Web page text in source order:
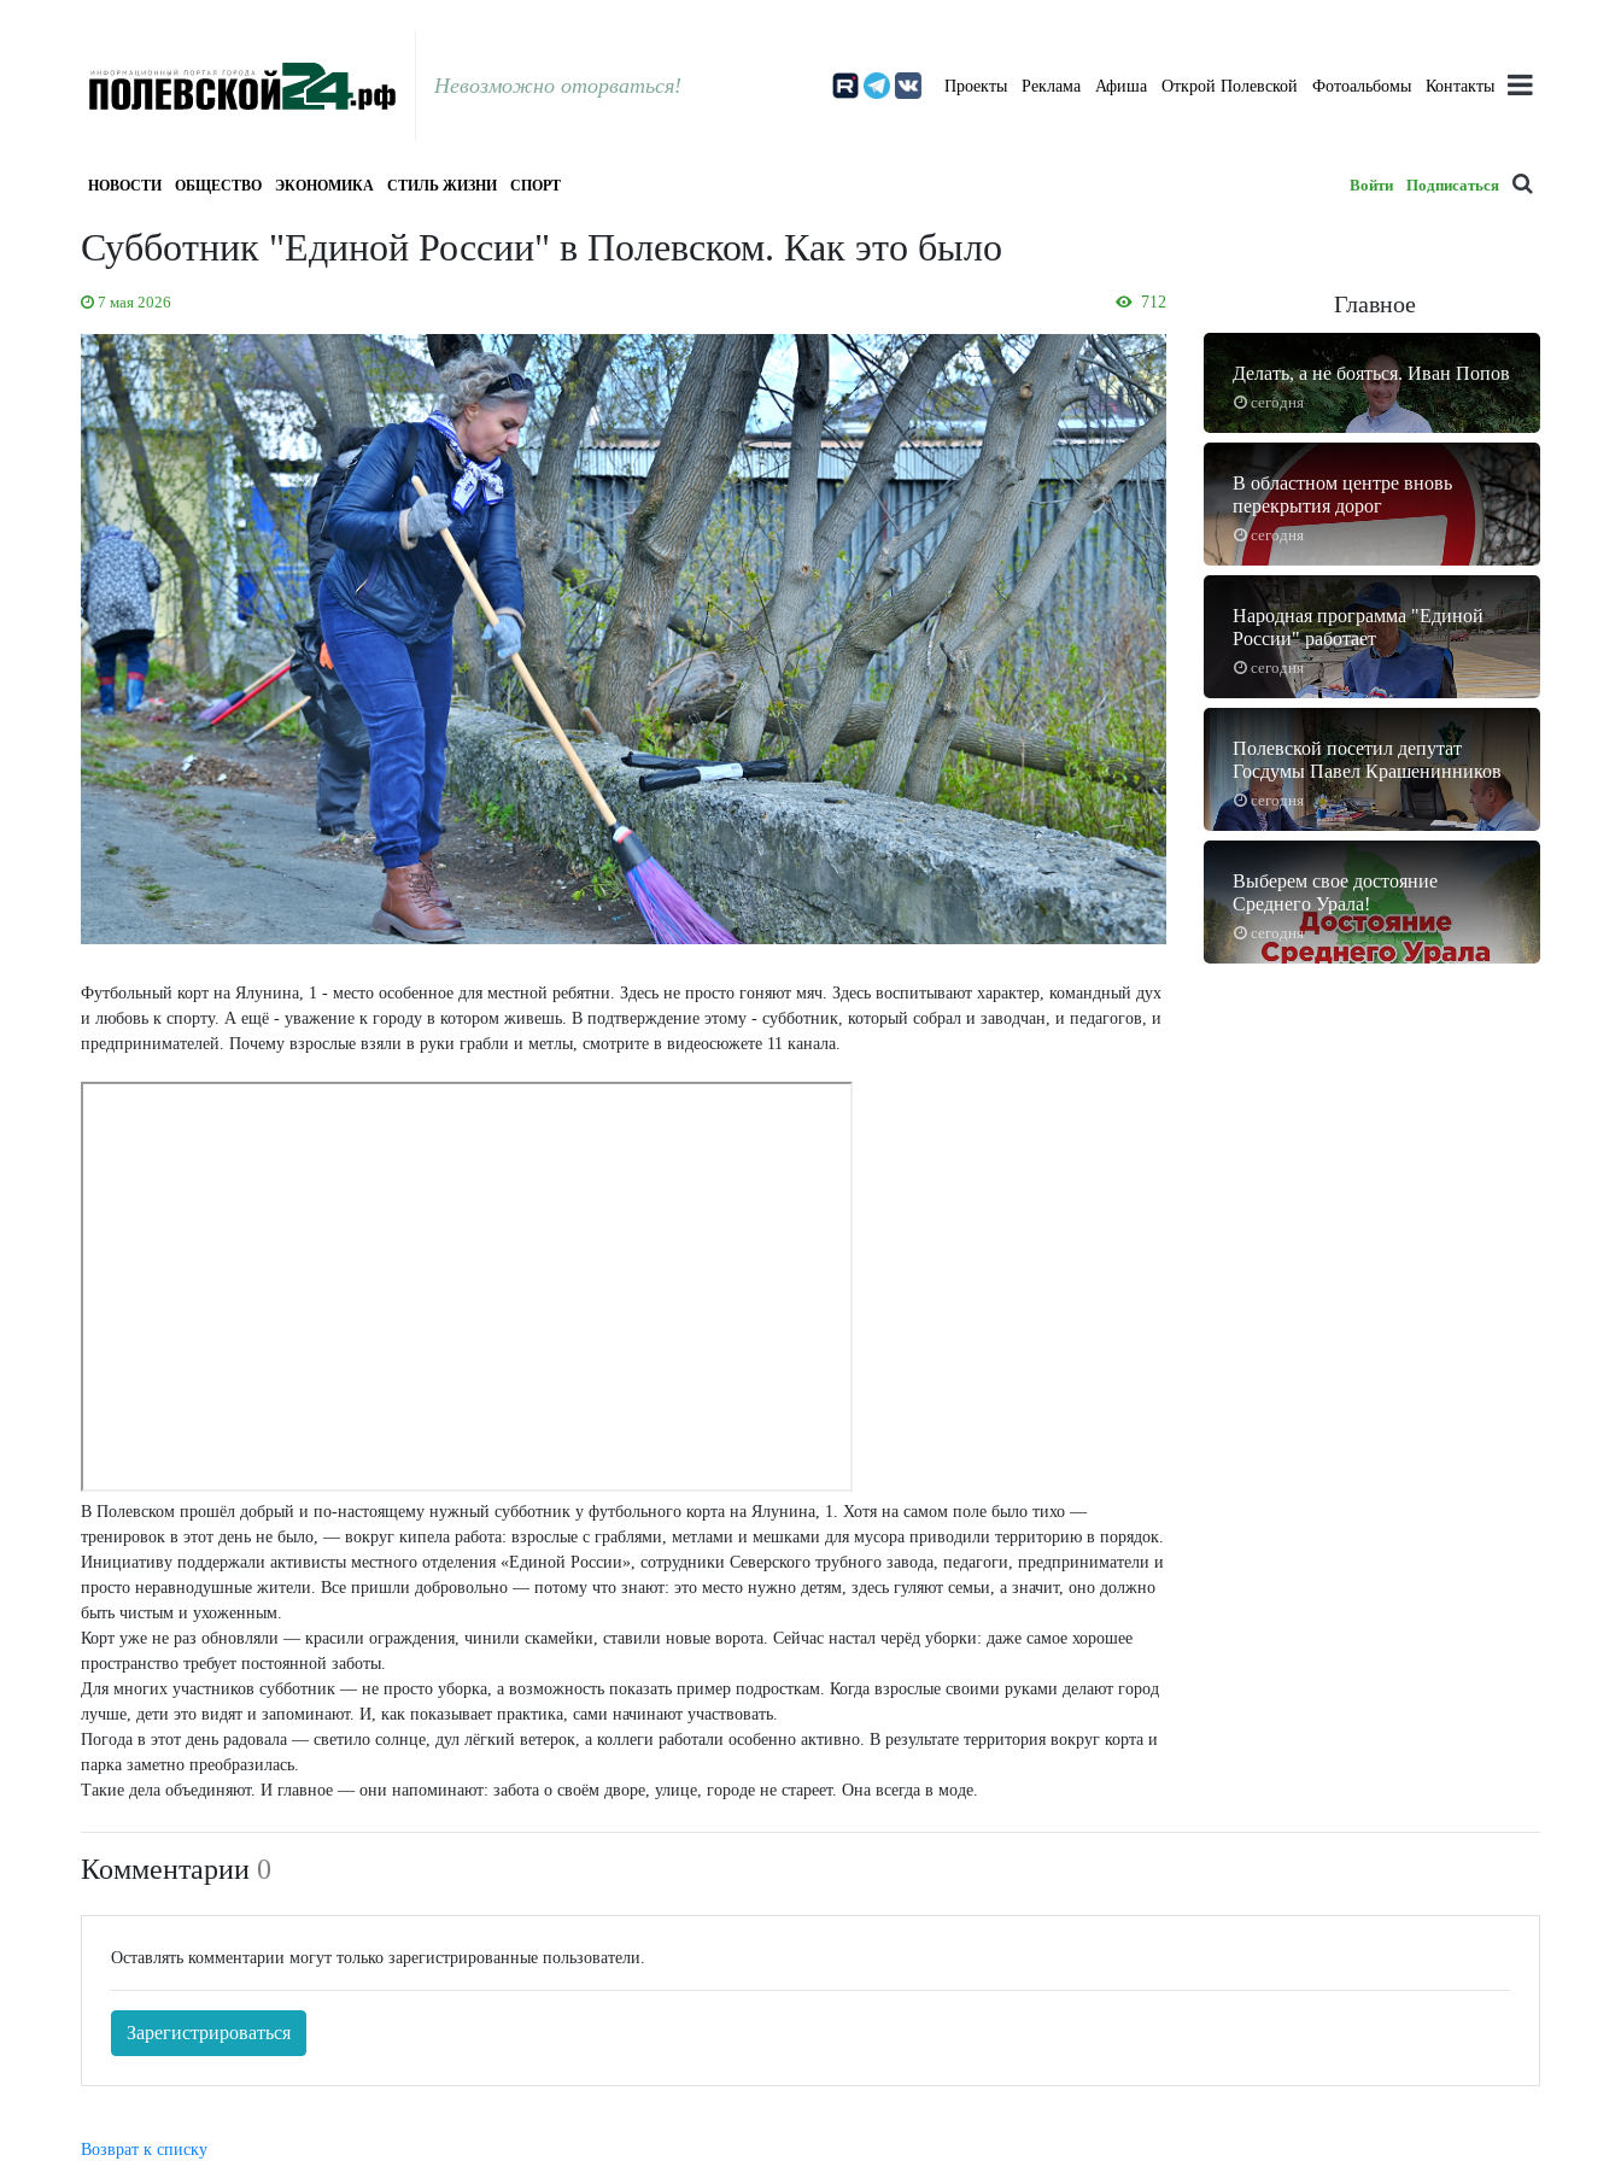
Невозможно оторваться! Проекты Реклама Афиша Открой Полевской Фотоальбомы Контакты
НОВОСТИ ОБЩЕСТВО ЭКОНОМИКА СТИЛЬ ЖИЗНИ СПОРТ Войти Подписаться
Субботник "Единой России" в Полевском. Как это было
7 мая 2026 712
Футбольный корт на Ялунина, 1 - место особенное для местной ребятни. Здесь не просто гоняют мяч. Здесь воспитывают характер, командный дух
и любовь к спорту. А ещё - уважение к городу в котором живешь. В подтверждение этому - субботник, который собрал и заводчан, и педагогов, и
предпринимателей. Почему взрослые взяли в руки грабли и метлы, смотрите в видеосюжете 11 канала.
В Полевском прошёл добрый и по-настоящему нужный субботник у футбольного корта на Ялунина, 1. Хотя на самом поле было тихо —
тренировок в этот день не было, — вокруг кипела работа: взрослые с граблями, метлами и мешками для мусора приводили территорию в порядок.
Инициативу поддержали активисты местного отделения «Единой России», сотрудники Северского трубного завода, педагоги, предприниматели и
просто неравнодушные жители. Все пришли добровольно — потому что знают: это место нужно детям, здесь гуляют семьи, а значит, оно должно
быть чистым и ухоженным.
Корт уже не раз обновляли — красили ограждения, чинили скамейки, ставили новые ворота. Сейчас настал черёд уборки: даже самое хорошее
пространство требует постоянной заботы.
Для многих участников субботник — не просто уборка, а возможность показать пример подросткам. Когда взрослые своими руками делают город
лучше, дети это видят и запоминают. И, как показывает практика, сами начинают участвовать.
Погода в этот день радовала — светило солнце, дул лёгкий ветерок, а коллеги работали особенно активно. В результате территория вокруг корта и
парка заметно преобразилась.
Такие дела объединяют. И главное — они напоминают: забота о своём дворе, улице, городе не стареет. Она всегда в моде.
Главное
сегодня
Делать, а не бояться. Иван Попов
сегодня
В областном центре вновь
перекрытия дорог
сегодня
Народная программа "Единой
России" работает
сегодня
Полевской посетил депутат
Госдумы Павел Крашенинников
сегодня
Выберем свое достояние
Среднего Урала!
Комментарии 0
Оставлять комментарии могут только зарегистрированные пользователи.
Зарегистрироваться
Возврат к списку